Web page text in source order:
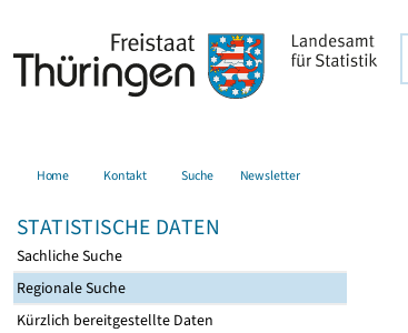
Home Kontakt Suche Newsletter
STATISTISCHE DATEN
Sachliche Suche
Regionale Suche
Kürzlich bereitgestellte Daten